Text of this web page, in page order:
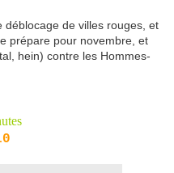
déblocage de villes rouges, et
prépare pour novembre, et
hein) contre les Hommes-